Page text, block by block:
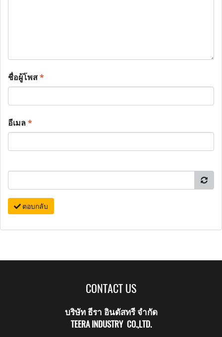
ชื่อผู้โพส*
อีเมล*
ตอบกลับ
CONTACT US
บริษัท ธีรา อินดัสทรี จำกัด
TEERA INDUSTRY CO.,LTD.